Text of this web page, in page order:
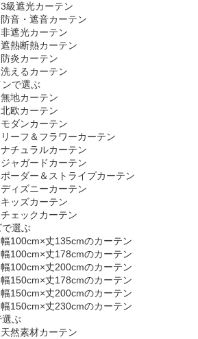
3級遮光カーテン
防音・遮音カーテン
非遮光カーテン
遮熱断熱カーテン
防炎カーテン
洗えるカーテン
で選ぶ
無地カーテン
北欧カーテン
モダンカーテン
リーフ＆フラワーカーテン
ナチュラルカーテン
ジャガードカーテン
ボーダー＆ストライプカーテン
ディズニーカーテン
キッズカーテン
チェックカーテン
選ぶ
幅100cm×丈135cmのカーテン
幅100cm×丈178cmのカーテン
幅100cm×丈200cmのカーテン
幅150cm×丈178cmのカーテン
幅150cm×丈200cmのカーテン
幅150cm×丈230cmのカーテン
選ぶ
天然素材カーテン